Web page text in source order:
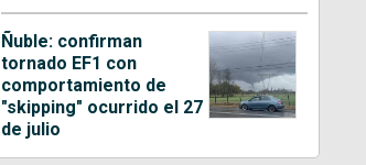
Ñuble: confirman
tornado EF1 con
comportamiento de
"skipping" ocurrido el 27
de julio